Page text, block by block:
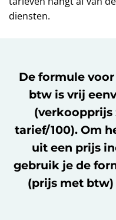
diensten.
De formule
btw is vrij
(verkoopprijs
tarief/100). Om
uit een prijs
gebruik je de
(prijs met btw)